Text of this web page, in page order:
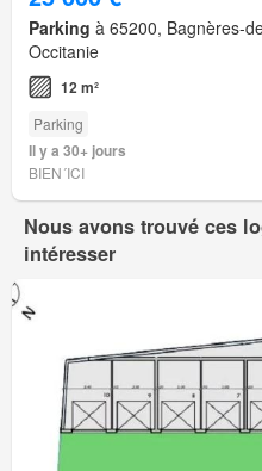
Parking à 65200, Bagnères-
Occitanie
12 m²
Parking
Il y a 30+ jours
BIEN´ICI
Nous avons trouvé ces
intéresser